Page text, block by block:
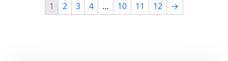
1 2 3 4 … 10 11 12 →